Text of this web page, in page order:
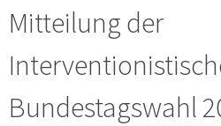
Mitteilung der
Bundestagswahl